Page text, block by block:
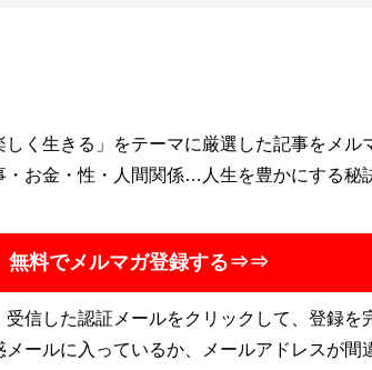
く生きる」をテーマに厳選した記事をメル
・お金・性・人間関係…人生を豊かにする秘
無料でメルマガ登録する⇒⇒
信した認証メールをクリックして、登録を
ールに入っているか、メールアドレスが間